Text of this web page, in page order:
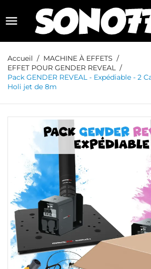

Accueil
MACHINE À EFFETS
EFFET POUR GENDER REVEAL
Pack GENDER REVEAL - Expédiable - 2
Holi jet de 8m